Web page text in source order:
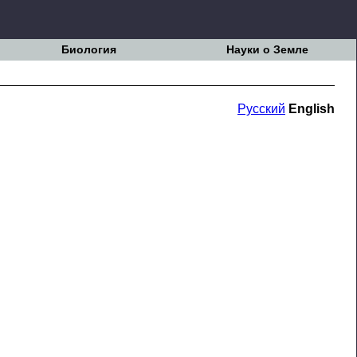
Биология Науки о Земле
Русский English